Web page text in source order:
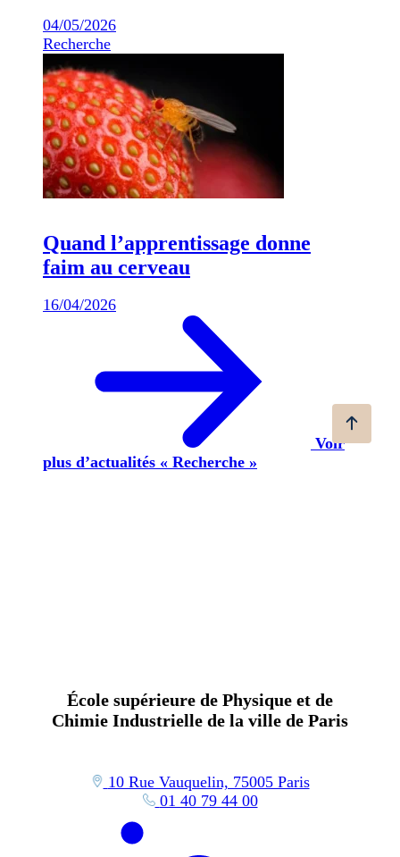
04/05/2026
Recherche
Quand l’apprentissage donne
faim au cerveau
16/04/2026
Voir
plus d’actualités « Recherche »
École supérieure de Physique et de
Chimie Industrielle de la ville de Paris
10 Rue Vauquelin, 75005 Paris
01 40 79 44 00